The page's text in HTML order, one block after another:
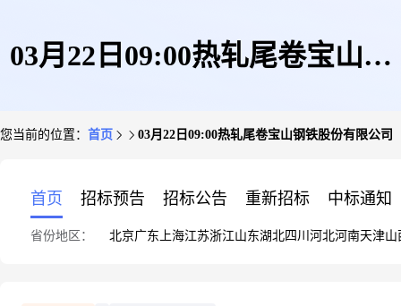
03月22日09:00热轧尾卷宝山钢
您当前的位置： 首页 03月22日09:00热轧尾卷宝山钢铁股份有限公司
首页 招标预告 招标公告 重新招标 中标通知
省份地区： 北京广东 上海江苏浙江山东湖北四川 河北河南天津山